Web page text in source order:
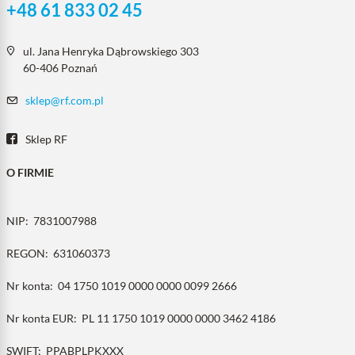
+48 61 833 02 45
ul. Jana Henryka Dąbrowskiego 303
60-406 Poznań
sklep@rf.com.pl
Sklep RF
O FIRMIE
NIP: 7831007988
REGON: 631060373
Nr konta: 04 1750 1019 0000 0000 0099 2666
Nr konta EUR: PL 11 1750 1019 0000 0000 3462 4186
SWIFT: PPABPLPKXXX